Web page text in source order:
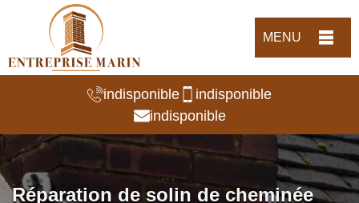
MENU
indisponible
indisponible
indisponible
Réparation de solin de cheminée